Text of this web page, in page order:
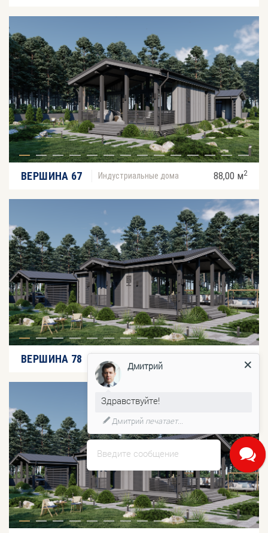
ВЕРШИНА 67 Индустриальные дома 88,00 м2
ВЕРШИНА 78 Индустриальные дома 2
Введите сообщение
Дмитрий
Здравствуйте!
Дмитрийпечатает...